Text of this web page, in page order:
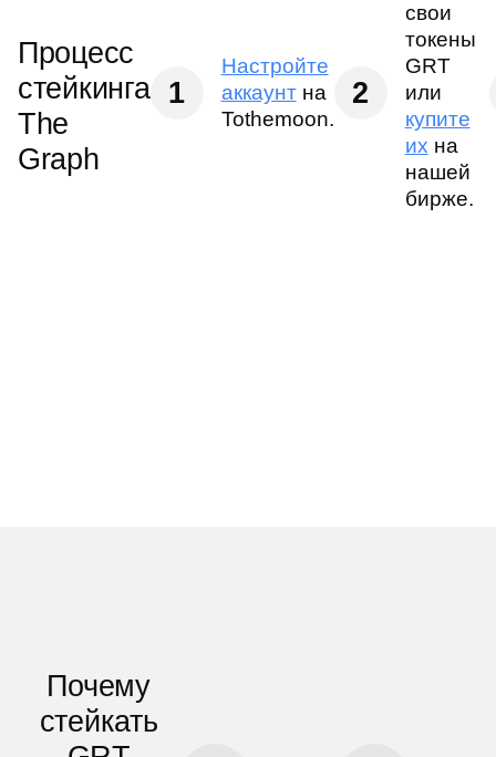
Процесс
стейкинга
The
Graph
1
Настройте
аккаунтна
Tothemoon.
2
свои
токены
GRT
или
купите
их на
нашей
бирже.
Почему
стейкать